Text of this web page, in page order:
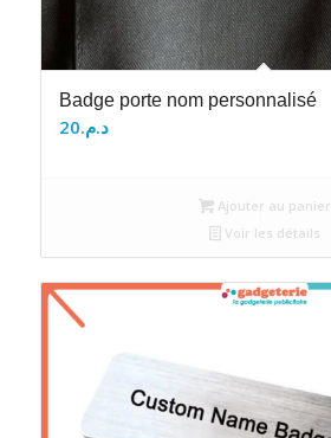
Badge porte nom personnalisé
د.م.20
Ajouter au panier
Voir les détails